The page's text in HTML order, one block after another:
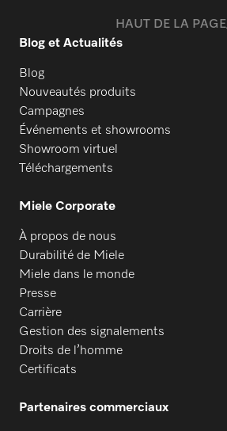
HAUT DE LA PAGE
Blog et Actualités
Blog
Nouveautés produits
Campagnes
Événements et showrooms
Showroom virtuel
Téléchargements
Miele Corporate
À propos de nous
Durabilité de Miele
Miele dans le monde
Presse
Carrière
Gestion des signalements
Droits de l’homme
Certificats
Partenaires commerciaux